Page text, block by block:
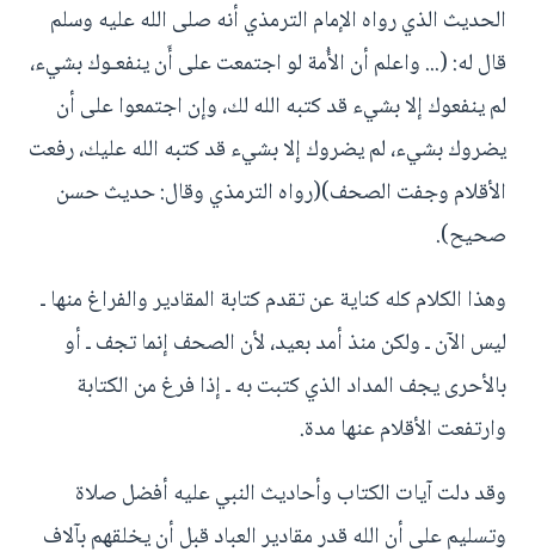
الحديث الذي رواه الإمام الترمذي أنه صلى الله عليه وسلم
قال له: (... واعلم أن الأُمة لو اجتمعت على أَن ينفعـوك بشيء،
لم ينفعوك إلا بشيء قد كتبه الله لك، وإن اجتمعوا على أن
يضروك بشيء، لم يضروك إلا بشيء قد كتبه الله عليك، رفعت
الأقلام وجفت الصحف)(رواه الترمذي وقال: حديث حسن
صحيح).
وهذا الكلام كله كناية عن تقدم كتابة المقادير والفراغ منها ـ
ليس الآن ـ ولكن منذ أمد بعيد، لأن الصحف إنما تجف ـ أو
بالأحرى يجف المداد الذي كتبت به ـ إذا فرغ من الكتابة
وارتفعت الأقلام عنها مدة.
وقد دلت آيات الكتاب وأحاديث النبي عليه أفضل صلاة
وتسليم على أن الله قدر مقادير العباد قبل أن يخلقهم بآلاف